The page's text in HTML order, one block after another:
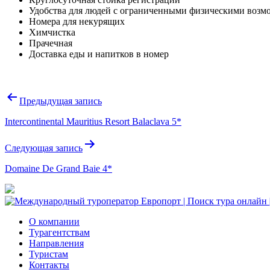
Удобства для людей с ограниченными физическими
Номера для некурящих
Химчистка
Прачечная
Доставка еды и напитков в номер
Навигация
записям
Предыдущая запись
Intercontinental Mauritius Resort Balaclava 5*
Следующая запись
Domaine De Grand Baie 4*
О компании
Турагентствам
Направления
Туристам
Контакты